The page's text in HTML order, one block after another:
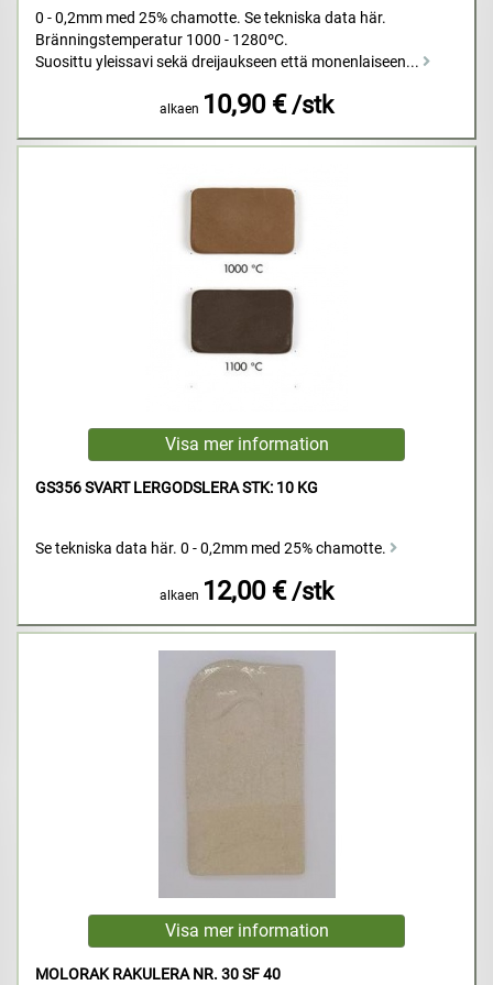
0 - 0,2mm med 25% chamotte. Se tekniska data här.
Bränningstemperatur 1000 - 1280ºC.
Suosittu yleissavi sekä dreijaukseen että monenlaiseen...
alkaen 10,90 € /stk
GS356 SVART LERGODSLERA STK: 10 KG
Se tekniska data här. 0 - 0,2mm med 25% chamotte.
alkaen 12,00 € /stk
MOLORAK RAKULERA NR. 30 SF 40